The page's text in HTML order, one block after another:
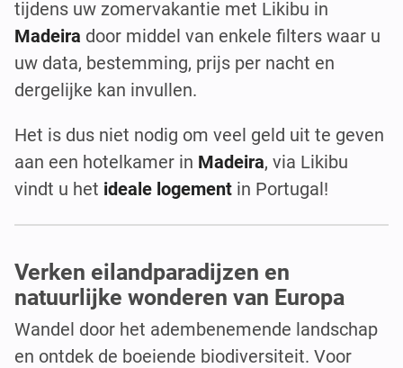
tijdens uw zomervakantie met Likibu in
Madeira door middel van enkele filters waar u
uw data, bestemming, prijs per nacht en
dergelijke kan invullen.
Het is dus niet nodig om veel geld uit te geven
aan een hotelkamer in Madeira, via Likibu
vindt u het ideale logement in Portugal!
Verken eilandparadijzen en
natuurlijke wonderen van Europa
Wandel door het adembenemende landschap
en ontdek de boeiende biodiversiteit. Voor